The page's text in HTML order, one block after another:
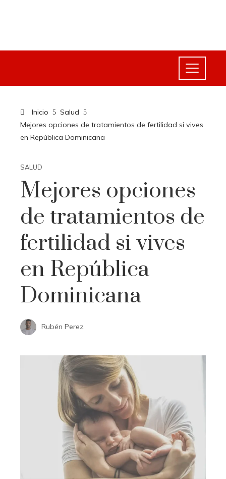
Inicio
Salud
Mejores opciones de tratamientos de fertilidad si vives
en República Dominicana
SALUD
Mejores opciones
de tratamientos de
fertilidad si vives
en República
Dominicana
Rubén Perez